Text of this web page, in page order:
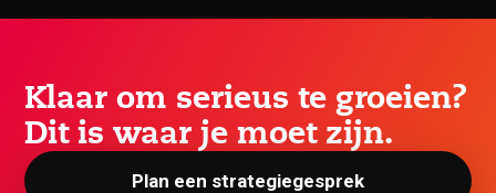
Klaar om serieus te groeien?
Dit is waar je moet zijn.
Plan een strategiegesprek